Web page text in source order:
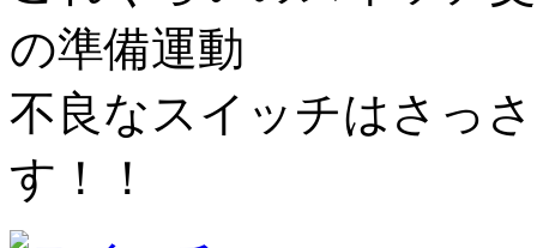
の準備運動
不良なスイッチはさっ
す！！